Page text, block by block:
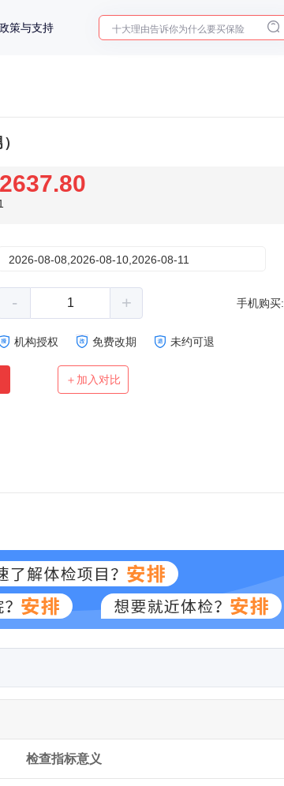
策与支持
十大理由告诉你为什么要买保险
入职体检在线预约
2637.80
2026-08-08,2026-08-10,2026-08-11
- + 手机购买:
机构授权 免费改期 未约可退
＋加入对比
检查指标意义